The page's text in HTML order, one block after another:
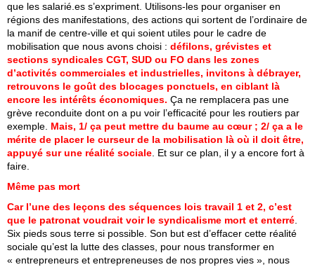
que les salarié.es s’expriment. Utilisons-les pour organiser en
régions des manifestations, des actions qui sortent de l’ordinaire de
la manif de centre-ville et qui soient utiles pour le cadre de
mobilisation que nous avons choisi : défilons, grévistes et
sections syndicales CGT, SUD ou FO dans les zones
d’activités commerciales et industrielles, invitons à débrayer,
retrouvons le goût des blocages ponctuels, en ciblant là
encore les intérêts économiques. Ça ne remplacera pas une
grève reconduite dont on a pu voir l’efficacité pour les routiers par
exemple. Mais, 1/ ça peut mettre du baume au cœur ; 2/ ça a le
mérite de placer le curseur de la mobilisation là où il doit être,
appuyé sur une réalité sociale. Et sur ce plan, il y a encore fort à
faire.
Même pas mort
Car l’une des leçons des séquences lois travail 1 et 2, c’est
que le patronat voudrait voir le syndicalisme mort et enterré.
Six pieds sous terre si possible. Son but est d’effacer cette réalité
sociale qu’est la lutte des classes, pour nous transformer en
« entrepreneurs et entrepreneuses de nos propres vies », nous